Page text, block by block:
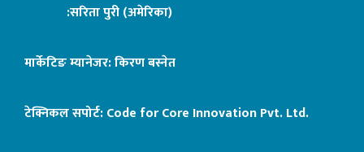
:सरिता पुरी (अमेरिका)
मार्केटिङ म्यानेजर: किरण बस्नेत
टेक्निकल सपोर्ट:Code for Core Innovation Pvt. Ltd.